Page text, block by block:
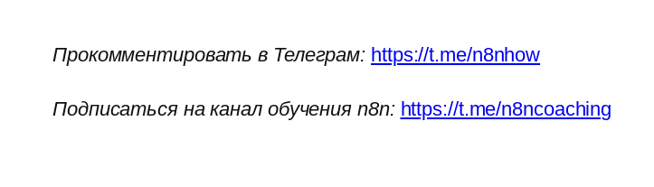
Прокомментировать в Телеграм: https://t.me/n8nhow
Подписаться на канал обучения n8n: https://t.me/n8ncoaching